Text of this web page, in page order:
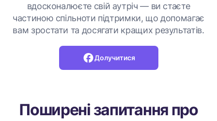
вдосконалюєте свій аутріч — ви стаєте
частиною спільноти підтримки, що допомагає
вам зростати та досягати кращих результатів.
Долучитися
Поширені запитання про